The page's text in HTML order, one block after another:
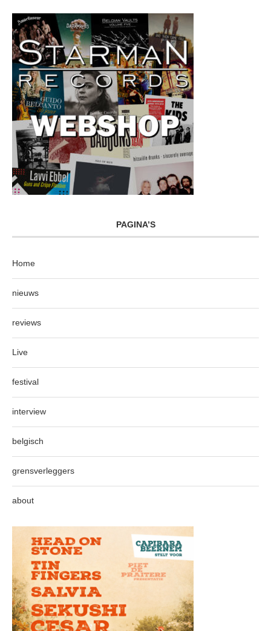
PAGINA’S
Home
nieuws
reviews
Live
festival
interview
belgisch
grensverleggers
about